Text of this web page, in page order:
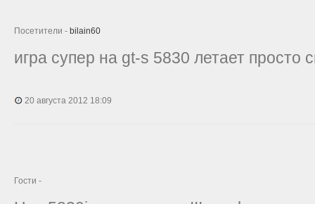
Посетители - bilain60
игра супер на gt-s 5830 летает просто
20 августа 2012 18:09
Гости -